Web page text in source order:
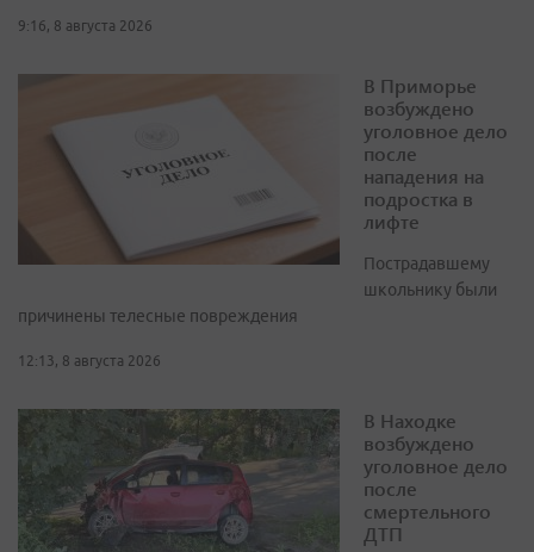
9:16, 8 августа 2026
В Приморье
возбуждено
уголовное дело
после
нападения на
подростка в
лифте
Пострадавшему
школьнику были
причинены телесные повреждения
12:13, 8 августа 2026
В Находке
возбуждено
уголовное дело
после
смертельного
ДТП